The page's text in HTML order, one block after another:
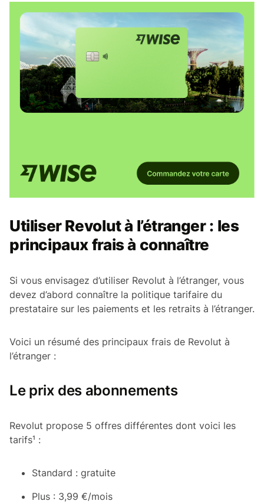
Utiliser Revolut à l’étranger : les
principaux frais à connaître
Si vous envisagez d’utiliser Revolut à l’étranger, vous
devez d’abord connaître la politique tarifaire du
prestataire sur les paiements et les retraits à l’étranger.
Voici un résumé des principaux frais de Revolut à
l’étranger :
Le prix des abonnements
Revolut propose 5 offres différentes dont voici les
tarifs¹ :
Standard : gratuite
Plus : 3,99 €/mois